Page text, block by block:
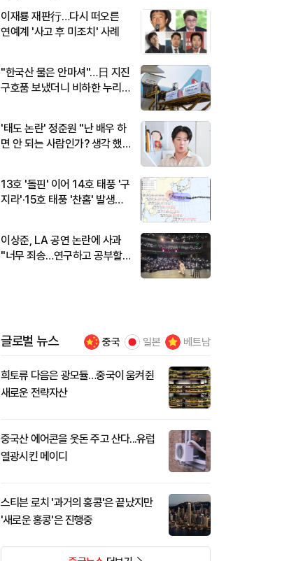
이재룡 재판行…다시 떠오른
연예계 '사고 후 미조치' 사례
"한국산 물은 안마셔"…日 지진
구호품 보냈더니 비하한 누리
'태도 논란' 정준원 "난 배우 하
면 안 되는 사람인가? 생각 했
13호 '돌핀' 이어 14호 태풍 '구
지라'·15호 태풍 '찬홈' 발생…
이상준, LA 공연 논란에 사과
"너무 죄송…연구하고 공부할
글로벌 뉴스 중국 일본 베트남
희토류 다음은 광모듈…중국이 움켜쥔
새로운 전략자산
중국산 에어콘을 웃돈 주고 산다...유럽
열광시킨 메이디
스티븐 로치 '과거의 홍콩'은 끝났지만
'새로운 홍콩'은 진행중